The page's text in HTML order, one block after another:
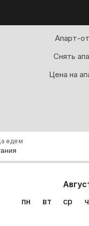
Апарт-
Снять
Цена на
едем
пн
вт ср
в Катании: 0